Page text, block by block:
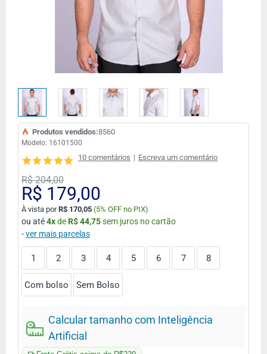
Calcular tamanho com Inteligência
Artificial
Modelo: 16101500
Produtos vendidos:8560
10 comentários | Escreva um comentário
R$ 179,00
R$ 204,00
À vista porR$ 170,05 (5% OFF no PIX)
ou até4xdeR$ 44,75sem juros no cartão
-ver mais parcelas
1 2 3 4 5 6 7 8
Com bolso Sem Bolso